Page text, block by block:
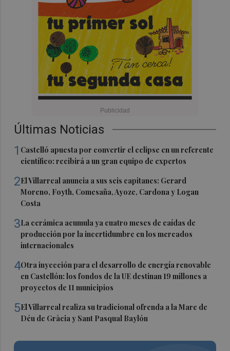
Últimas Noticias
1 Castelló apuesta por convertir el eclipse en un referente
científico: recibirá a un gran equipo de expertos
2El Villarreal anuncia a sus seis capitanes: Gerard
Moreno, Foyth, Comesaña, Ayoze, Cardona y Logan
Costa
3La cerámica acumula ya cuatro meses de caídas de
producción por la incertidumbre en los mercados
internacionales
4Otra inyección para el desarrollo de energía renovable
en Castellón: los fondos de la UE destinan 19 millones a
proyectos de 11 municipios
5El Villarreal realiza su tradicional ofrenda a la Mare de
Déu de Gràcia y Sant Pasqual Baylón